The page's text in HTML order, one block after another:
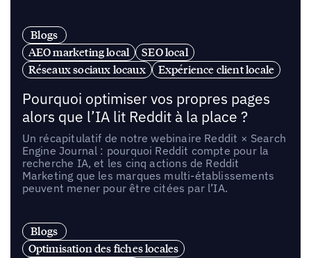
Blogs
AEO marketing local
SEO local
Réseaux sociaux locaux
Expérience client locale
Pourquoi optimiser vos propres pages
alors que l’IA lit Reddit à la place ?
Un récapitulatif de notre webinaire Reddit × Search
Engine Journal : pourquoi Reddit compte pour la
recherche IA, et les cinq actions de Reddit
Marketing que les marques multi-établissements
peuvent mener pour être citées par l’IA.
Blogs
Optimisation des fiches locales